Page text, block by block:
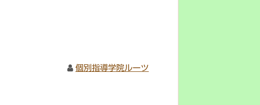
個別指導学院ルーツ